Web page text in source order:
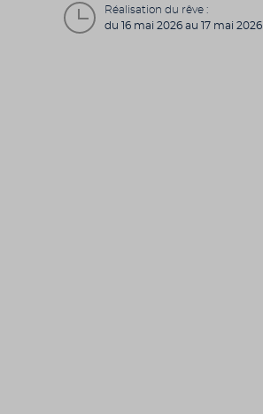
Réalisation du rêve :
du 16 mai 2026 au 17 mai 2026